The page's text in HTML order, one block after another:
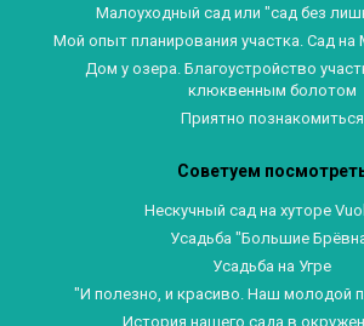
Малоуходный сад или "сад без
Мой опыт планирования участка. Сад на
Дом у озера. Благоустройство
клюквенным болотом
Приятно познакомиться
Советуем
Нескучный сад на хуторе
Усадьба "Большие
Усадьба на Угре
"И полезно, и красиво. Наш молодой
История нашего сада в